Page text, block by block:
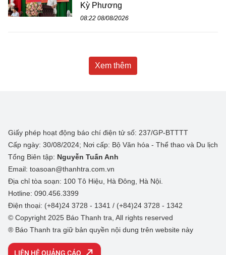
Kỳ Phương
08:22 08/08/2026
Xem thêm
Giấy phép hoạt động báo chí điện tử số: 237/GP-BTTTT
Cấp ngày: 30/08/2024; Nơi cấp: Bộ Văn hóa - Thể thao và Du lịch
Tổng Biên tập: Nguyễn Tuấn Anh
Email: toasoan@thanhtra.com.vn
Địa chỉ tòa soạn: 100 Tô Hiệu, Hà Đông, Hà Nội.
Hotline: 090.456.3399
Điện thoại: (+84)24 3728 - 1341 / (+84)24 3728 - 1342
© Copyright 2025 Báo Thanh tra, All rights reserved
® Báo Thanh tra giữ bản quyền nội dung trên website này
LIÊN HỆ QUẢNG CÁO